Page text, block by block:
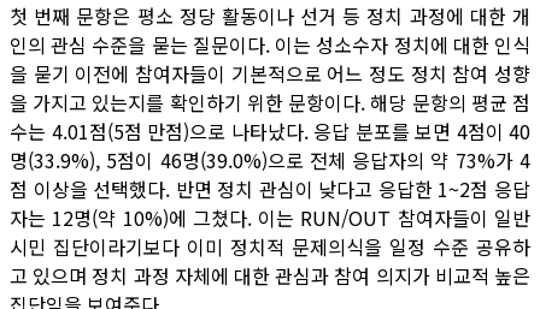
첫 번째 문항은 평소 정당 활동이나 선거 등 정치 과정에 대한 개
인의 관심 수준을 묻는 질문이다. 이는 성소수자 정치에 대한 인식
을 묻기 이전에 참여자들이 기본적으로 어느 정도 정치 참여 성향
을 가지고 있는지를 확인하기 위한 문항이다. 해당 문항의 평균 점
수는 4.01점(5점 만점)으로 나타났다. 응답 분포를 보면 4점이 40
명(33.9%), 5점이 46명(39.0%)으로 전체 응답자의 약 73%가 4
점 이상을 선택했다. 반면 정치 관심이 낮다고 응답한 1~2점 응답
자는 12명(약 10%)에 그쳤다. 이는 RUN/OUT 참여자들이 일반
시민 집단이라기보다 이미 정치적 문제의식을 일정 수준 공유하
고 있으며 정치 과정 자체에 대한 관심과 참여 의지가 비교적 높은